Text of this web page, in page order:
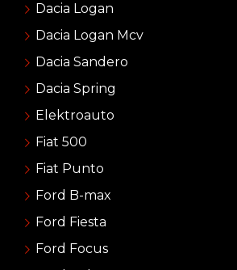
Dacia Logan
Dacia Logan Mcv
Dacia Sandero
Dacia Spring
Elektroauto
Fiat 500
Fiat Punto
Ford B-max
Ford Fiesta
Ford Focus